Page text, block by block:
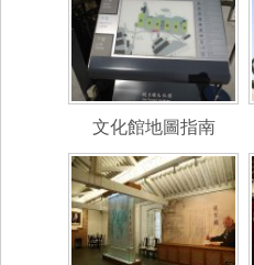
文化館地圖指南